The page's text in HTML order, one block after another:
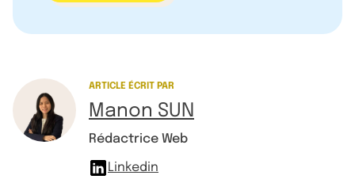
ARTICLE ÉCRIT PAR
Manon SUN
Rédactrice Web
Linkedin